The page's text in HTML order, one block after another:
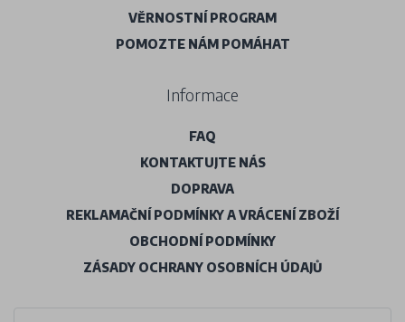
VĚRNOSTNÍ PROGRAM
POMOZTE NÁM POMÁHAT
Informace
FAQ
KONTAKTUJTE NÁS
DOPRAVA
REKLAMAČNÍ PODMÍNKY A VRÁCENÍ ZBOŽÍ
OBCHODNÍ PODMÍNKY
ZÁSADY OCHRANY OSOBNÍCH ÚDAJŮ